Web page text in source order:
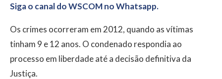
Siga o canal do WSCOM no Whatsapp.
Os crimes ocorreram em 2012, quando as vítimas
tinham 9 e 12 anos. O condenado respondia ao
processo em liberdade até a decisão definitiva da
Justiça.